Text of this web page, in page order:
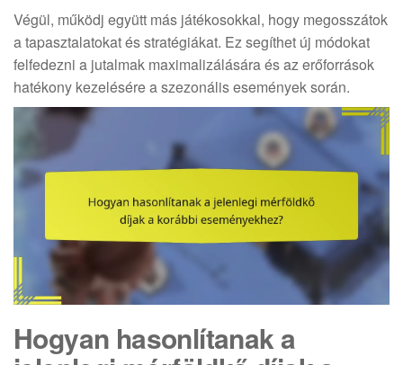
Végül, működj együtt más játékosokkal, hogy megosszátok
a tapasztalatokat és stratégiákat. Ez segíthet új módokat
felfedezni a jutalmak maximalizálására és az erőforrások
hatékony kezelésére a szezonális események során.
Hogyan hasonlítanak a